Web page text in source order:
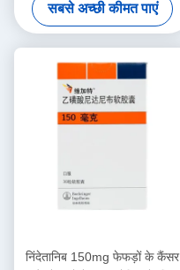
सबसे अच्छी कीमत पाएं
निंदेतानिब 150mg फेफड़ों के कैंसर